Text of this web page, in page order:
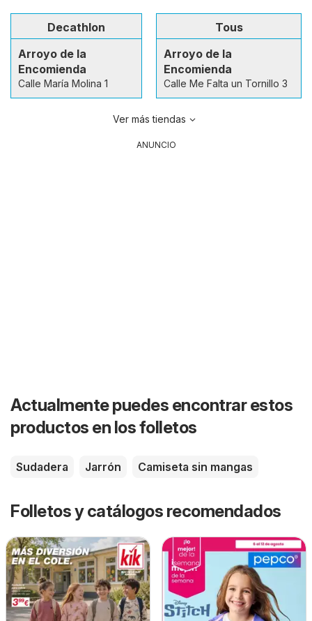
Decathlon
Arroyo de la
Encomienda
Calle María Molina 1
Tous
Arroyo de la
Encomienda
Calle Me Falta un Tornillo 3
Ver más tiendas
ANUNCIO
Actualmente puedes encontrar estos
productos en los folletos
Sudadera Jarrón Camiseta sin mangas
Folletos y catálogos recomendados